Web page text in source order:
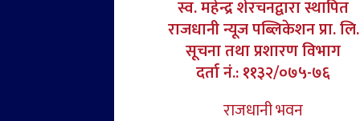
स्व. महेन्द्र शेरचनद्वारा स्थापित
राजधानी न्यूज पब्लिकेशन प्रा. लि.
सूचना तथा प्रशारण विभाग
दर्ता नं.: ११३२/०७५-७६
राजधानी भवन